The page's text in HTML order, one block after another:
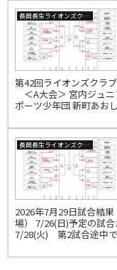
長岡長生ライオンズクラブ
第42回ライオンズクラ
＜A大会＞ 宮内ジ
ポーツ少年団 新町あ
長岡長生ライオンズクラブ
2026年7月29日試合結
場） 7/26(日)予定の試
7/28(火) 第2試合途中